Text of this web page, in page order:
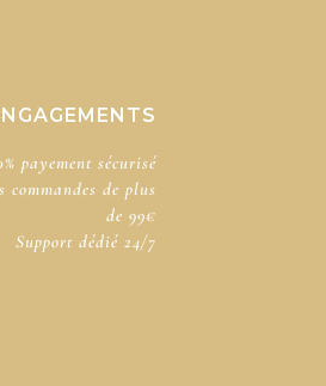
payement sécurisé​
de plus
de 99€
Support dédié​ 24/7